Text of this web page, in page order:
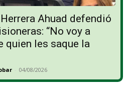
Ahuad defendió
“No voy a
quien les saque la
- 04/08/2026